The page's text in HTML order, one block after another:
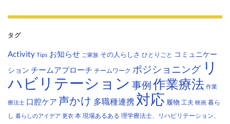
タグ
Activity Tips お知らせ ご家族 その人らしさ ひとりごと コミュニケー
ション チームアプローチ チームワーク ポジショニング リ
ハビリテーション 事例作業療法 作業
療法士 口腔ケア 声かけ 多職種連携 対応 履物 工夫 映画 暮ら
し 暮らしのアイデア 更衣 本 現場あるある 理学療法士、リハビリテーション、